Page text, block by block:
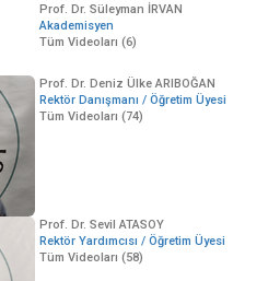
Prof. Dr. Süleyman İRVAN
Akademisyen
Tüm Videoları (6)
Prof. Dr. Deniz Ülke ARIBOĞAN
Rektör Danışmanı / Öğretim Üyesi
Tüm Videoları (74)
Prof. Dr. Sevil ATASOY
Rektör Yardımcısı / Öğretim Üyesi
Tüm Videoları (58)